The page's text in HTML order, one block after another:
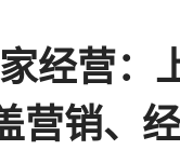
经营：
营销、